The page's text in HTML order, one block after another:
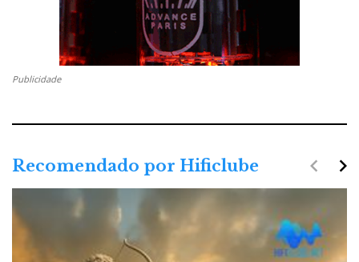
Publicidade
Recomendado por Hificlube navigate_next
navigate_before